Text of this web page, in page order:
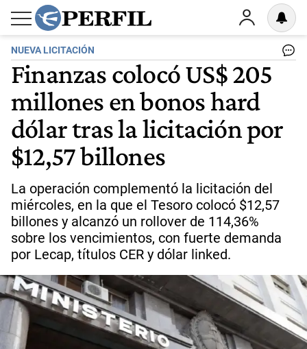
NUEVA LICITACIÓN
Finanzas colocó US$ 205
millones en bonos hard
dólar tras la licitación por
$12,57 billones
La operación complementó la licitación del
miércoles, en la que el Tesoro colocó $12,57
billones y alcanzó un rollover de 114,36%
sobre los vencimientos, con fuerte demanda
por Lecap, títulos CER y dólar linked.